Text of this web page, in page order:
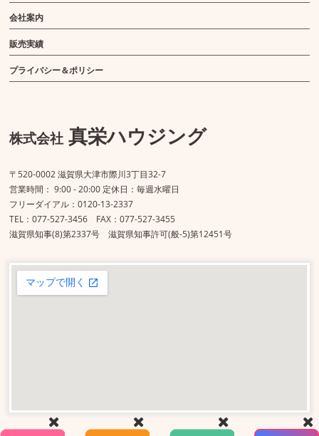
会社案内
販売実績
プライバシー＆ポリシー
株式会社 真栄ハウジング
〒520-0002 滋賀県大津市際川3丁目32-7
営業時間： 9:00 - 20:00 定休日：毎週水曜日
フリーダイアル：0120-13-2337
TEL：077-527-3456 FAX：077-527-3455
滋賀県知事(8)第2337号 滋賀県知事許可(般-5)第12451号